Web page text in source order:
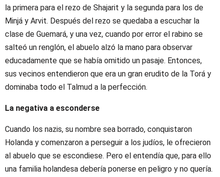
la primera para el rezo de Shajarit y la segunda para los de
Minjá y Arvit. Después del rezo se quedaba a escuchar la
clase de Guemará, y una vez, cuando por error el rabino se
salteó un renglón, el abuelo alzó la mano para observar
educadamente que se había omitido un pasaje. Entonces,
sus vecinos entendieron que era un gran erudito de la Torá y
dominaba todo el Talmud a la perfección.
La negativa a esconderse
Cuando los nazis, su nombre sea borrado, conquistaron
Holanda y comenzaron a perseguir a los judíos, le ofrecieron
al abuelo que se escondiese. Pero el entendía que, para ello
una familia holandesa debería ponerse en peligro y no quería.